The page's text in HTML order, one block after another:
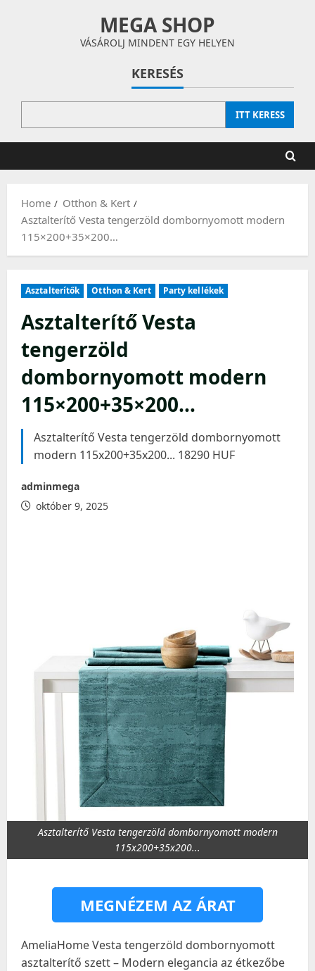
MEGA SHOP
VÁSÁROLJ MINDENT EGY HELYEN
KERESÉS
ITT KERESS
Home
Otthon & Kert
Asztalterítő Vesta tengerzöld dombornyomott modern
115×200+35×200…
Asztalterítők Otthon & Kert Party kellékek
Asztalterítő Vesta
tengerzöld
dombornyomott modern
115×200+35×200…
Asztalterítő Vesta tengerzöld dombornyomott
modern 115x200+35x200... 18290 HUF
adminmega
október 9, 2025
Asztalterítő Vesta tengerzöld dombornyomott modern
115x200+35x200...
MEGNÉZEM AZ ÁRAT
AmeliaHome Vesta tengerzöld dombornyomott
asztalterítő szett – Modern elegancia az étkezőbe